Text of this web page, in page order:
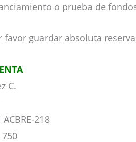
o prueba de
favor guardar absoluta
C.
218